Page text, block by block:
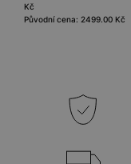
Kč
Původní cena: 2499.00 Kč